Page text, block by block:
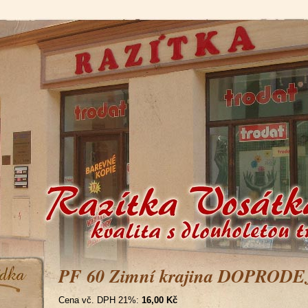
PF 60 Zimní krajina
Cena vč. DPH 21%: 16,00 Kč